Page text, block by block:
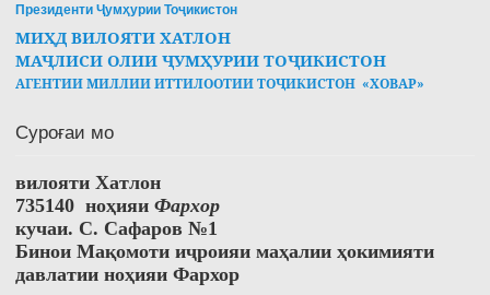
Президенти Ҷумҳурии Тоҷикистон
МИҲД ВИЛОЯТИ ХАТЛОН
МАҶЛИСИ ОЛИИ ҶУМҲУРИИ ТОҶИКИСТОН
АГЕНТИИ МИЛЛИИ ИТТИЛООТИИ ТОҶИКИСТОН «ХОВАР»
Суроғаи мо
вилояти Хатлон
735140 ноҳияиФархор
кучаи. С. Сафаров №1
Бинои Мақомоти иҷроияи маҳалии ҳокимияти
давлатии ноҳияи Фархор